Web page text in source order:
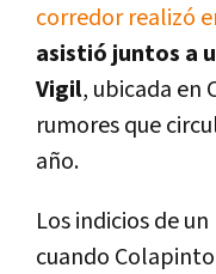
corredor realizó
asistió juntos a
Vigil, ubicada en
rumores que
año.
Los indicios de
cuando